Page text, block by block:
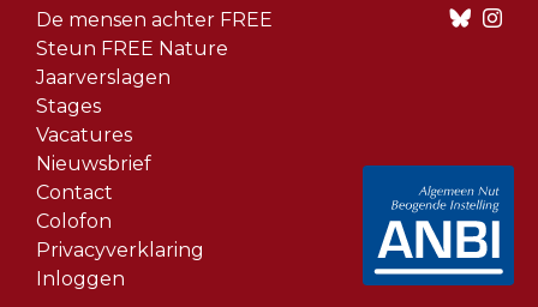
Footer
menu
De mensen achter FREE
Steun FREE Nature
Jaarverslagen
Stages
Vacatures
Nieuwsbrief
Contact
Colofon
Privacyverklaring
Inloggen